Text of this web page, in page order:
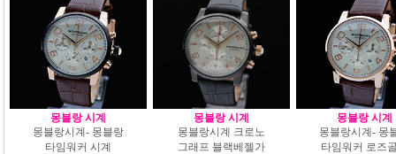
몽블랑 시계
몽블랑시계- 몽블랑
타임워커 시계
몽블랑 시계
몽블랑시계 크로노
그래프 블랙베젤가
몽블랑 시계
몽블랑시계- 몽
타임워커 로즈